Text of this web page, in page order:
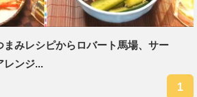
まみレシピからロバート馬場、サー
レンジ...